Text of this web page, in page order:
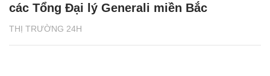
THỊ TRƯỜNG 24H
các Tổng Đại lý Generali miền Bắc